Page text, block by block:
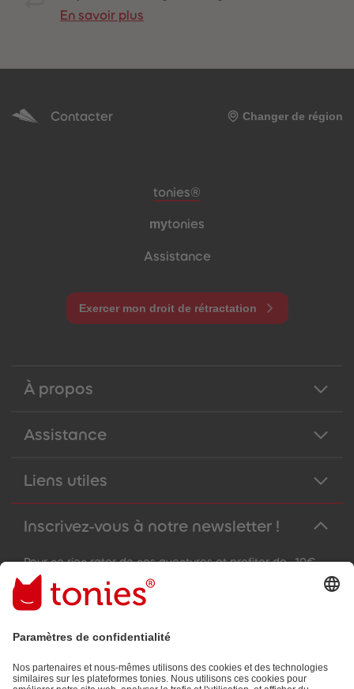
En savoir plus
Contacter Changer de région
Pied de page de méta-navigation
tonies®
mytonies
Assistance
Exercer mon droit de rétractation
À propos
Assistance
Liens utiles
Inscrivez-vous à notre newsletter !
Pour ne rien rater de nos aventures et profiter de -10€
sur votre prochaine commande !
Adresse e-mail
grâce aux informations que vous nous avez fournies (par ex.
données de votre compte) et aux données d'utilisation partagées